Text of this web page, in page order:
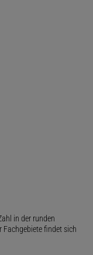
in der runden
Fachgebiete findet sich